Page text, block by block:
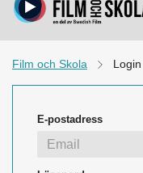
Film och Skola Login
E-postadress